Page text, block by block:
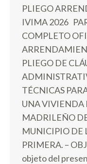
PLIEGO
IVIMA 2026
COMPLETO
PLIEGO DE
TÉCNICAS
UNA VIVIENDA
MADRILEÑO
MUNICIPIO DE
PRIMERA. –
objeto del